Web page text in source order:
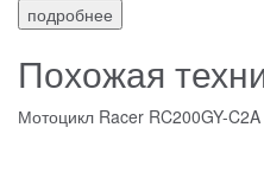
подробнее
Похожая
Мотоцикл Racer RC200GY-